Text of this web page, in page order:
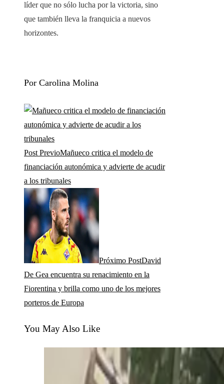
líder que no sólo lucha por la victoria, sino
que también lleva la franquicia a nuevos
horizontes.
Por Carolina Molina
Post PrevioMañueco critica el modelo de
financiación autonómica y advierte de acudir
a los tribunales
Próximo PostDavid
De Gea encuentra su renacimiento en la
Fiorentina y brilla como uno de los mejores
porteros de Europa
You May Also Like